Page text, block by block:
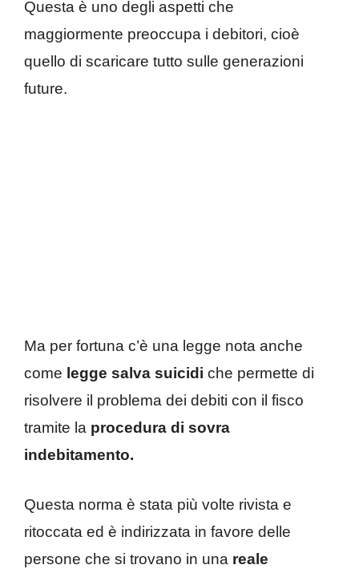
Questa è uno degli aspetti che
maggiormente preoccupa i debitori, cioè
quello di scaricare tutto sulle generazioni
future.
Ma per fortuna c’è una legge nota anche
come legge salva suicidi che permette di
risolvere il problema dei debiti con il fisco
tramite la procedura di sovra
indebitamento.
Questa norma è stata più volte rivista e
ritoccata ed è indirizzata in favore delle
persone che si trovano in una reale